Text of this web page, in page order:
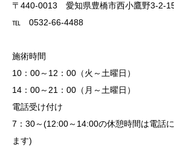
〒440-0013 愛知県豊橋市西小鷹野3-2-
℡ 0532-66-4488
施術時間
10：00～12：00（火～土曜日）
14：00～21：00（月～土曜日）
電話受け付け
7：30～(12:00～14:00の休憩時間は電話
ます)